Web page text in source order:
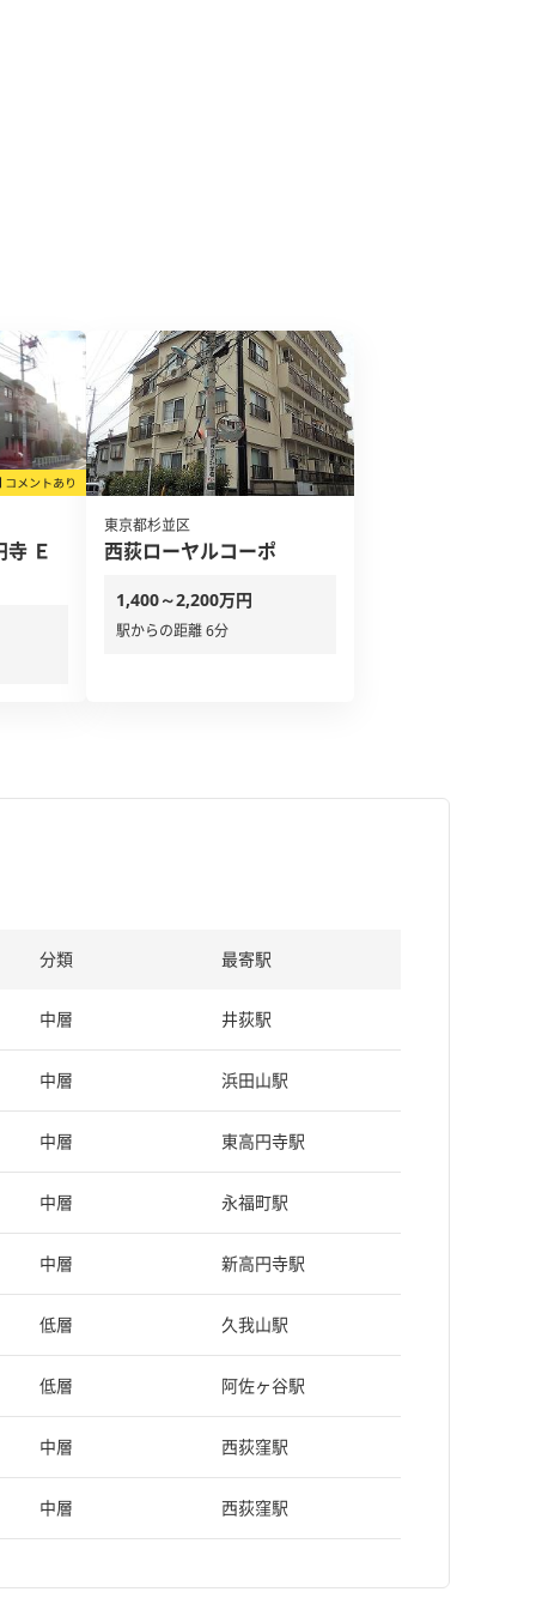
Ｅ
東京都杉並区
西荻ローヤルコーポ
1,400～2,200万円
駅からの距離 6分
分類 最寄駅
中層 井荻駅
中層 浜田山駅
中層 東高円寺駅
中層 永福町駅
中層 新高円寺駅
低層 久我山駅
低層 阿佐ヶ谷駅
中層 西荻窪駅
中層 西荻窪駅